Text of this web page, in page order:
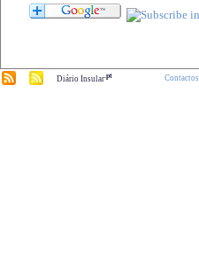
Diário Insular.pt Contactos